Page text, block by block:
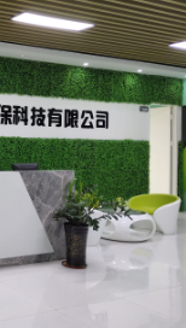
资质”“室内环境
资质等级证
有多名高级《环
级工程师》室内
资格认证的治理
握室内空气净化
技术和五项专利
项计算机软件著
证书等。研发实